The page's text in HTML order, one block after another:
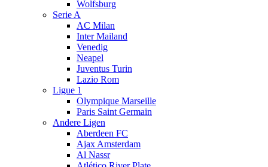
Wolfsburg
Serie A
AC Milan
Inter Mailand
Venedig
Neapel
Juventus Turin
Lazio Rom
Ligue 1
Olympique Marseille
Paris Saint Germain
Andere Ligen
Aberdeen FC
Ajax Amsterdam
Al Nassr